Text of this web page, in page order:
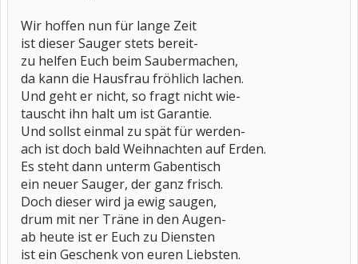
Wir hoffen nun für lange Zeit
ist dieser Sauger stets bereit-
zu helfen Euch beim Saubermachen,
da kann die Hausfrau fröhlich lachen.
Und geht er nicht, so fragt nicht wie-
tauscht ihn halt um ist Garantie.
Und sollst einmal zu spät für werden-
ach ist doch bald Weihnachten auf Erden.
Es steht dann unterm Gabentisch
ein neuer Sauger, der ganz frisch.
Doch dieser wird ja ewig saugen,
drum mit ner Träne in den Augen-
ab heute ist er Euch zu Diensten
ist ein Geschenk von euren Liebsten.